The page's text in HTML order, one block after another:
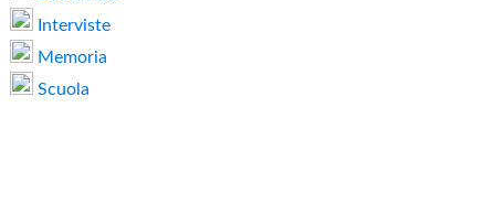
Interviste
Memoria
Scuola